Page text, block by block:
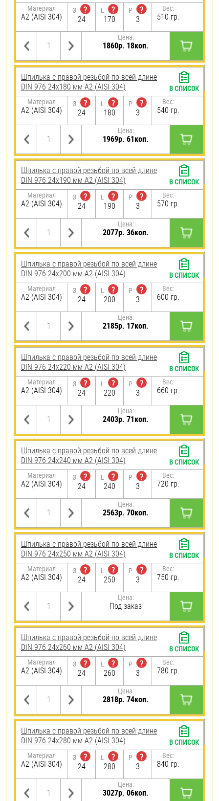
Материал
А2 (AISI 304)
Ø
?
24
L
?
170
P
?
3
Вес:
510 гр.
Цена:
1860р. 18коп.
Шпилька с правой резьбой по всей длине
DIN 976 24х180 мм А2 (AISI 304)
Материал
А2 (AISI 304)
Ø
?
24
L
?
180
P
?
3
Вес:
540 гр.
Цена:
1969р. 61коп.
В СПИСОК
Шпилька с правой резьбой по всей длине
DIN 976 24х190 мм А2 (AISI 304)
Материал
А2 (AISI 304)
Ø
?
24
L
?
190
P
?
3
Вес:
570 гр.
Цена:
2077р. 36коп.
В СПИСОК
Шпилька с правой резьбой по всей длине
DIN 976 24х200 мм А2 (AISI 304)
Материал
А2 (AISI 304)
Ø
?
24
L
?
200
P
?
3
Вес:
600 гр.
Цена:
2185р. 17коп.
В СПИСОК
Шпилька с правой резьбой по всей длине
DIN 976 24х220 мм А2 (AISI 304)
Материал
А2 (AISI 304)
Ø
?
24
L
?
220
P
?
3
Вес:
660 гр.
Цена:
2403р. 71коп.
В СПИСОК
Шпилька с правой резьбой по всей длине
DIN 976 24х240 мм А2 (AISI 304)
Материал
А2 (AISI 304)
Ø
?
24
L
?
240
P
?
3
Вес:
720 гр.
Цена:
2563р. 70коп.
В СПИСОК
Шпилька с правой резьбой по всей длине
DIN 976 24х250 мм А2 (AISI 304)
Материал
А2 (AISI 304)
Ø
?
24
L
?
250
P
?
3
Вес:
750 гр.
Цена:
Под заказ
В СПИСОК
Шпилька с правой резьбой по всей длине
DIN 976 24х260 мм А2 (AISI 304)
Материал
А2 (AISI 304)
Ø
?
24
L
?
260
P
?
3
Вес:
780 гр.
Цена:
2818р. 74коп.
В СПИСОК
Шпилька с правой резьбой по всей длине
DIN 976 24х280 мм А2 (AISI 304)
Материал
А2 (AISI 304)
Ø
?
24
L
?
280
P
?
3
Вес:
840 гр.
Цена:
3027р. 06коп.
В СПИСОК